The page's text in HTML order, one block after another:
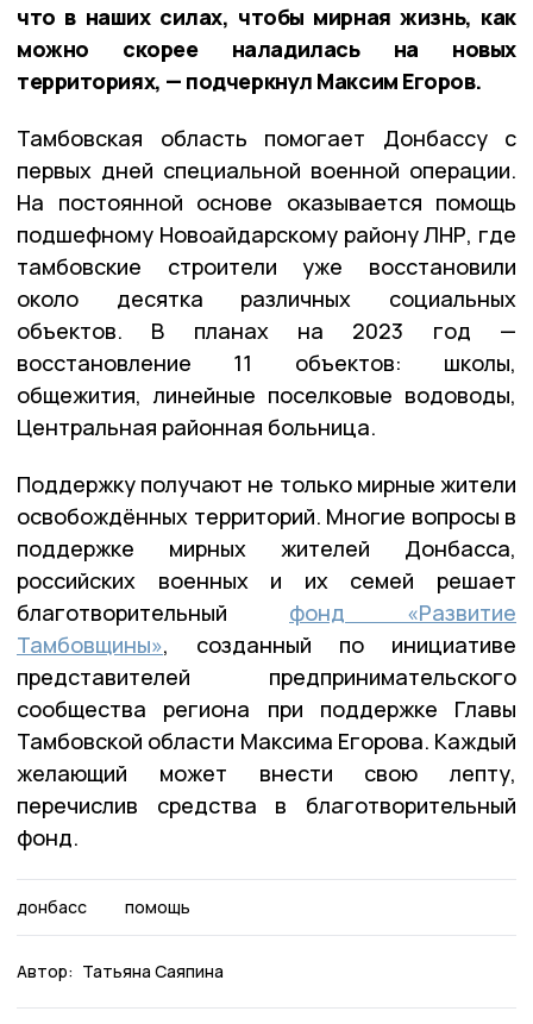
что в наших силах, чтобы мирная жизнь, как
можно скорее наладилась на новых
территориях, — подчеркнул Максим Егоров.
Тамбовская область помогает Донбассу с
первых дней специальной военной операции.
На постоянной основе оказывается помощь
подшефному Новоайдарскому району ЛНР, где
тамбовские строители уже восстановили
около десятка различных социальных
объектов. В планах на 2023 год —
восстановление 11 объектов: школы,
общежития, линейные поселковые водоводы,
Центральная районная больница.
Поддержку получают не только мирные жители
освобождённых территорий. Многие вопросы в
поддержке мирных жителей Донбасса,
российских военных и их семей решает
благотворительный фонд «Развитие
Тамбовщины», созданный по инициативе
представителей предпринимательского
сообщества региона при поддержке Главы
Тамбовской области Максима Егорова. Каждый
желающий может внести свою лепту,
перечислив средства в благотворительный
фонд.
донбасс помощь
Автор: Татьяна Саяпина